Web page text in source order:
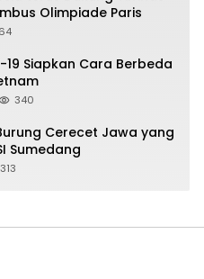
Olimpiade Paris
19 Siapkan Cara Berbeda
340
Cerecet Jawa yang
Sumedang
313